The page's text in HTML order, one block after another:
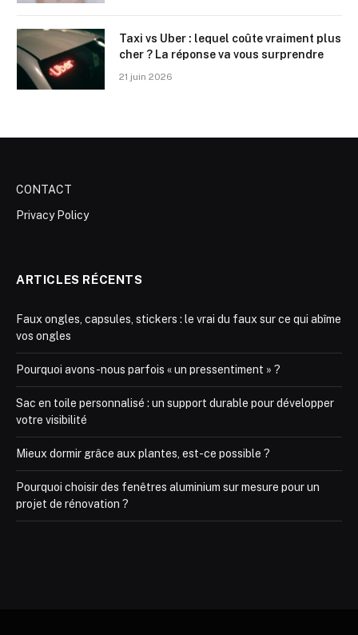
Taxi vs Uber : lequel coûte vraiment plus
cher ? La réponse va vous surprendre
21 juin 2026
CONTACT
Privacy Policy
ARTICLES RÉCENTS
Faux ongles, capsules, stickers : le vrai du faux sur ce qui abîme
vos ongles
Pourquoi avons-nous parfois « un pressentiment » ?
Sac en toile personnalisé : un support durable pour développer
votre visibilité
Mieux dormir grâce aux plantes, est-ce possible ?
Pourquoi choisir des fenêtres aluminium sur mesure pour un
projet de rénovation ?